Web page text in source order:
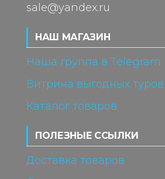
sale@yandex.ru
НАШ МАГАЗИН
Наша группа в Telegram
Витрина выгодных туров
Каталог товаров
ПОЛЕЗНЫЕ ССЫЛКИ
Доставка товаров